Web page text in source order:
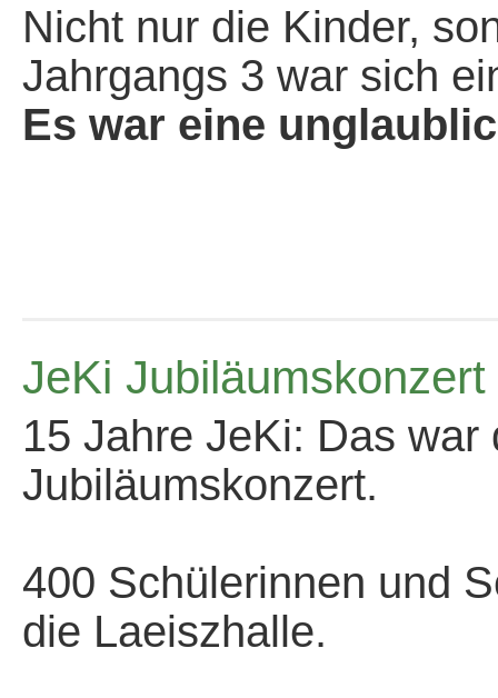
Nicht nur die Kinder,
Jahrgangs 3 war sich
Es war eine
JeKi Jubiläumskonzert
15 Jahre JeKi: Das
Jubiläumskonzert.
400 Schülerinnen und
die Laeiszhalle.